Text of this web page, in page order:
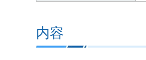
内容